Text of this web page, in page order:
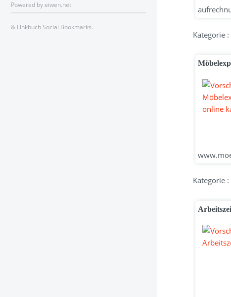
Kategorie :
Kategorie :
Powered by eiwen.net
& Linkbuch Social Bookmarks.